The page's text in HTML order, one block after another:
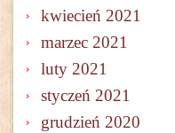
kwiecień 2021
marzec 2021
luty 2021
styczeń 2021
grudzień 2020